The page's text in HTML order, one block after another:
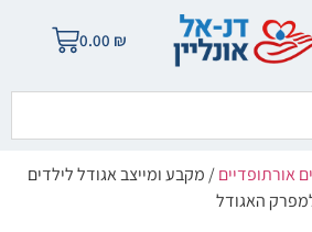
0.00 ₪
אורתופדיים/ מקבע ומייצב אגודל לילדים
האגודל